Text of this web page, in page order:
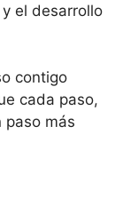
el desarrollo
contigo
cada paso,
paso más